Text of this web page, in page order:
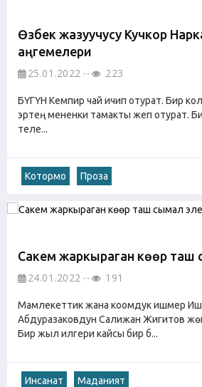
Өзбек жазуучусу Кучкор
аңгемелери
25.01.2022 223
БҮГҮН Кемпир чай ичип отурат. Бир
эртең мененки тамакты жеп отурат.
теле...
Котормо Проза
Сакем жаркыраган көөр таш
24.01.2022 191
Мамлекеттик жана коомдук ишмер
Абдуразаковдун Салижан Жигитов
Бир жыл илгери кайсы бир б...
Инсанат Маданият